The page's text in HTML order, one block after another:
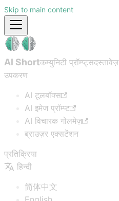
Skip to main content
AI Shortकम्युनिटी प्रॉम्प्ट्सदस्तावेज़
उपकरण
AI टूलबॉक्स
AI इमेज प्रॉम्प्ट
AI विचारक गोलमेज़
ब्राउज़र एक्सटेंशन
प्रतिक्रिया
हिन्दी
简体中文